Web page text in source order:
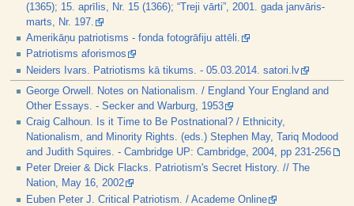
(1365); 15. aprīlis, Nr. 15 (1366); “Treji vārti”, 2001. gada janvāris-
marts, Nr. 197.
Amerikāņu patriotisms - fonda fotogrāfiju attēli.
Patriotisms aforismos
Neiders Ivars. Patriotisms kā tikums. - 05.03.2014. satori.lv
George Orwell. Notes on Nationalism. / England Your England and
Other Essays. - Secker and Warburg, 1953
Craig Calhoun. Is it Time to Be Postnational? / Ethnicity,
Nationalism, and Minority Rights. (eds.) Stephen May, Tariq Modood
and Judith Squires. - Cambridge UP: Cambridge, 2004, pp 231-256
Peter Dreier & Dick Flacks. Patriotism's Secret History. // The
Nation, May 16, 2002
Euben Peter J. Critical Patriotism. / Academe Online